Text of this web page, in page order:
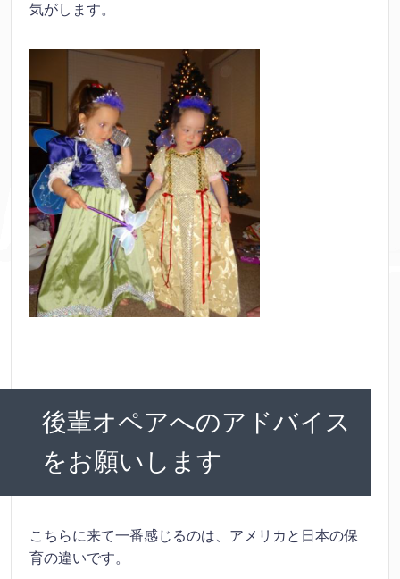
気がします。
後輩オペアへのアドバイス
をお願いします
こちらに来て一番感じるのは、アメリカと日本の保
育の違いです。